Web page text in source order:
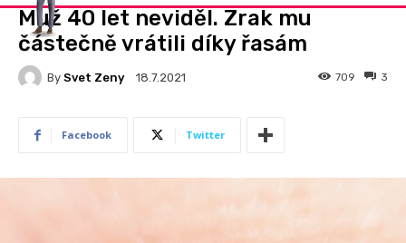
Muž 40 let neviděl. Zrak mu
částečně vrátili díky řasám
By Svet Zeny 18.7.2021 3
709
Facebook Twitter